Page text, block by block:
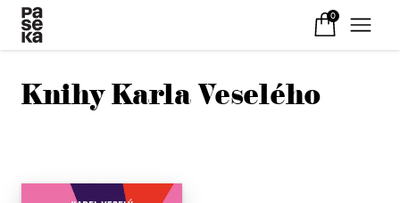
0
Knihy Karla Veselého